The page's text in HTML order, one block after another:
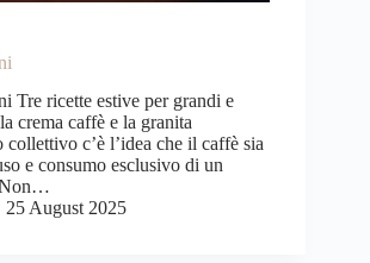
Tre ricette estive per grandi e
crema caffè e la granita
c’è l’idea che il caffè sia
e consumo esclusivo di un
Non…
25 August 2025